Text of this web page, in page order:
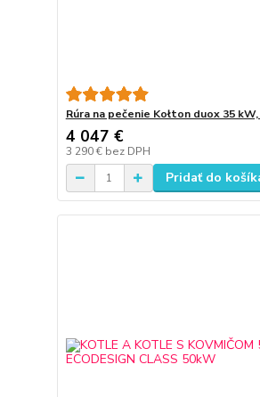
Rúra na pečenie Kołton duox 35
4 047 €
3 290 € bez DPH
Pridať do